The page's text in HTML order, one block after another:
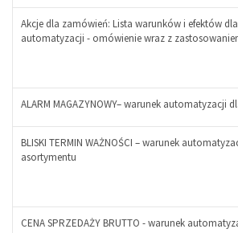
+
+
Akcje dla zamówień: Lista warunków i efektów dla
automatyzacji - omówienie wraz z
-
ALARM MAGAZYNOWY– warunek automatyzacji
BLISKI TERMIN WAŻNOŚCI – warunek
asortymentu
CENA SPRZEDAŻY BRUTTO - warunek